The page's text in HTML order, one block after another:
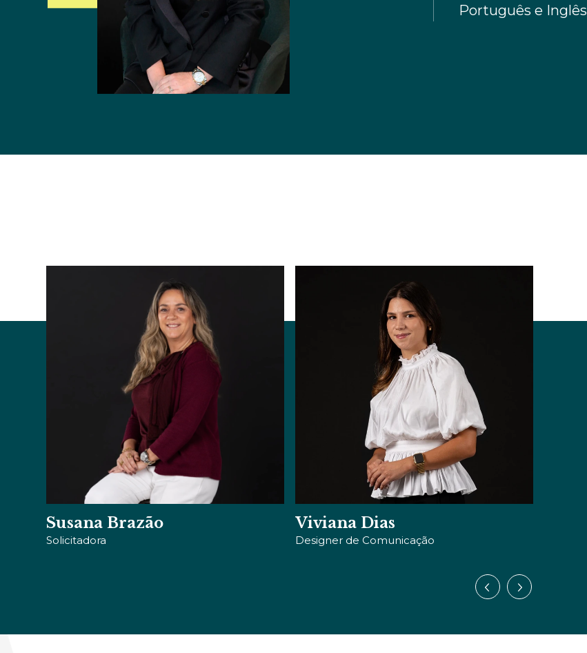
Português e Inglês
Susana Brazão
Solicitadora
Viviana Dias
Designer de Comunicação